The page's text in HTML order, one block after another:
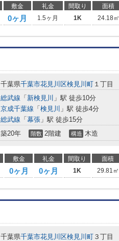
敷金 礼金 間取り 面積
0ヶ月 1.5ヶ月 1K 24.18㎡
千葉県千葉市花見川区検見川町 １丁目
総武線 「 新検見川 」駅 徒歩10分
京成千葉線 「 検見川 」駅 徒歩4分
総武線 「 幕張 」駅 徒歩15分
築20年 階数 2階建 構造 木造
敷金 礼金 間取り 面積
0ヶ月 0ヶ月 1K 29.81㎡
千葉県千葉市花見川区検見川町 ３丁目